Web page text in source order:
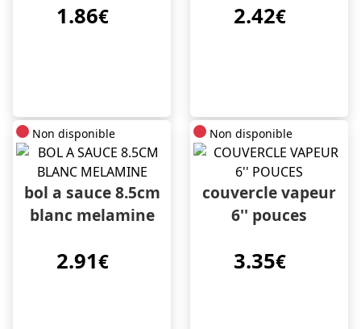
1.86€ 2.42€
Non disponible
bol a sauce 8.5cm
blanc melamine
2.91€
Non disponible
couvercle vapeur
6'' pouces
3.35€